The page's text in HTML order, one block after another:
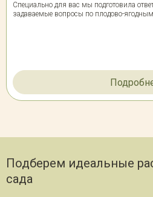
Специально для вас мы подготовила
задаваемые вопросы по плодово-
Подберем идеальные
сада